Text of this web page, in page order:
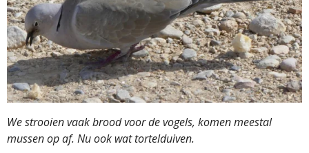
We strooien vaak brood voor de vogels, komen meestal
mussen op af. Nu ook wat tortelduiven.